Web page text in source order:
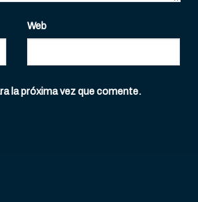
Web
la próxima vez que comente.